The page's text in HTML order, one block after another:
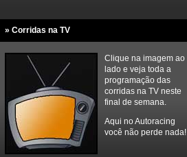
» Corridas na TV
Clique na imagem ao
lado e veja toda a
programação das
corridas na TV neste
final de semana.
Aqui no Autoracing
você não perde nada!